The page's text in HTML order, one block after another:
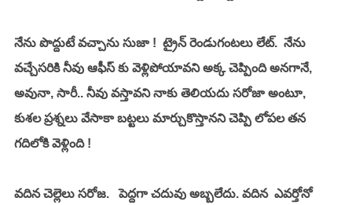
నేను పొద్దుటే వచ్చాను సుజా !  ట్రైన్ రెండుగంటలు లేట్.  నేను
వచ్చేసరికి నీవు ఆఫీస్ కు వెళ్లిపోయావని అక్క చెప్పింది అనగానే,
అవునా, సారీ.. నీవు వస్తావని నాకు తెలియదు సరోజా అంటూ,
కుశల ప్రశ్నలు వేసాకా బట్టలు మార్చుకొస్తానని చెప్పి లోపల తన
గదిలోకి వెళ్లింది !
వదిన చెల్లెలు సరోజ.   పెద్దగా చదువు అబ్బలేదు. వదిన  ఎవర్తోనో